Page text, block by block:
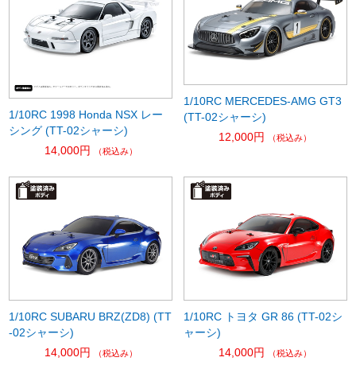
1/10RC 1998 Honda NSX レー
シング (TT-02シャーシ)
14,000円
（税込み）
1/10RC MERCEDES-AMG GT3
(TT-02シャーシ)
12,000円
（税込み）
1/10RC SUBARU BRZ(ZD8) (TT
-02シャーシ)
14,000円
（税込み）
1/10RC トヨタ GR 86 (TT-02シ
ャーシ)
14,000円
（税込み）